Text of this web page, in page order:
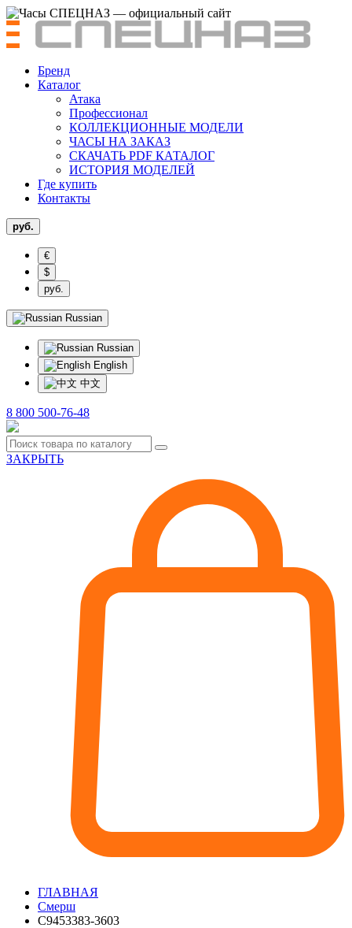
Бренд
Каталог
Атака
Профессионал
КОЛЛЕКЦИОННЫЕ МОДЕЛИ
ЧАСЫ НА ЗАКАЗ
СКАЧАТЬ PDF КАТАЛОГ
ИСТОРИЯ МОДЕЛЕЙ
Где купить
Контакты
руб.
€
$
руб.
Russian
Russian
English
中文
8 800 500-76-48
ЗАКРЫТЬ
ГЛАВНАЯ
Смерш
С9453383-3603